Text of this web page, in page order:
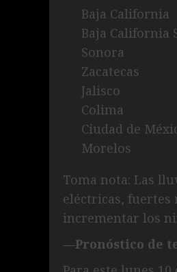
Baja California
Baja California
Sonora
Zacatecas
Jalisco
Colima
Ciudad de
Morelos
Toma nota: Las
eléctricas, fuertes
incrementar los
—Pronóstico de